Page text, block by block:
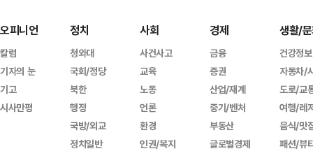
오피니언
칼럼
기자의 눈
기고
시사만평
정치
청와대
국회/정당
북한
행정
국방/외교
정치일반
사회
사건사고
교육
노동
언론
환경
인권/복지
경제
금융
증권
산업/재계
중기/벤처
부동산
글로벌경제
생활/
건강정보
자동차/
도로/교
여행/레
음식/맛
패션/뷰